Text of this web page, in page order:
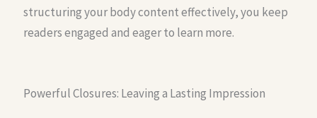
structuring your body content effectively, you keep
readers engaged and eager to learn more.
Powerful Closures: Leaving a Lasting Impression